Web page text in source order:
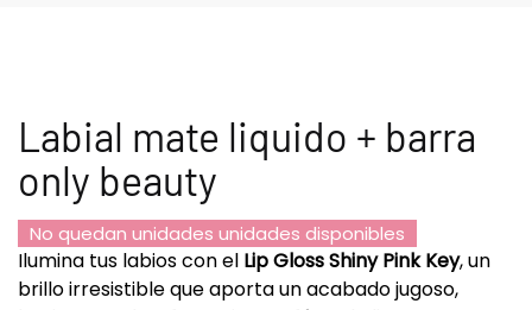
Labial mate liquido + barra
only beauty
No quedan unidades unidades disponibles
Ilumina tus labios con el Lip Gloss Shiny Pink Key, un
brillo irresistible que aporta un acabado jugoso,